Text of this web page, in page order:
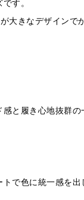
す。
大きなデザインで
と履き心地抜群の
で色に統一感を出